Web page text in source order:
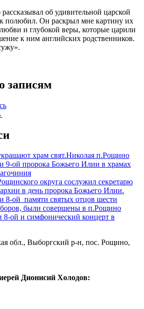
об удивительной царской
полюбил. Он раскрыл мне картину их
и глубокой веры, которые царили
к ним английских родственников.
записям
храм свят.Николая п.Рощино
9-ой пророка Божьего Илии в храмах
округа сослужил секретарю
в день пророка Божьего Илии.
8-ой памяти святых отцов шести
были совершены в п.Рощино
ой и симфонический концерт в
обл., Выборгский р-н, пос. Рощино,
Дионисий Холодов: